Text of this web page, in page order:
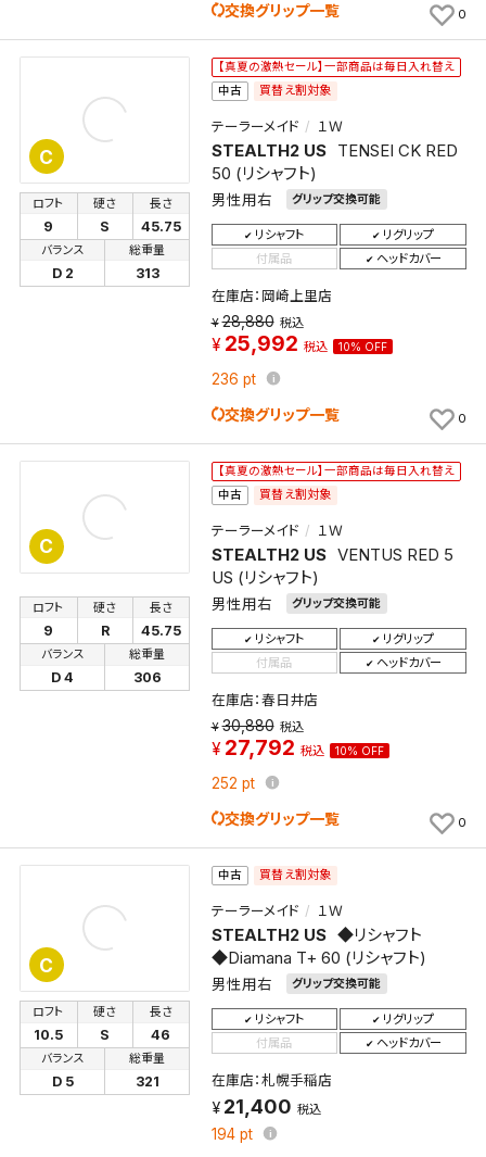
交換グリップ一覧 0
C
【真夏の激熱セール】一部商品は毎日入れ替え
中古
買替え割対象
テーラーメイド １Ｗ
STEALTH2 US
TENSEI CK RED
50 (リシャフト)
男性用右 グリップ交換可能
ロフト
9
硬さ
S
長さ
45.75
バランス
D 2
総重量
313
リシャフト
リグリップ
付属品
ヘッドカバー
在庫店：岡崎上里店
28,880 税込
25,992 税込 10% OFF
236 pt
交換グリップ一覧 0
C
【真夏の激熱セール】一部商品は毎日入れ替え
中古
買替え割対象
テーラーメイド １Ｗ
STEALTH2 US VENTUS RED 5
US (リシャフト)
男性用右 グリップ交換可能
ロフト
9
硬さ
R
長さ
45.75
バランス
D 4
総重量
306
リシャフト
リグリップ
付属品
ヘッドカバー
在庫店：春日井店
30,880 税込
27,792 税込 10% OFF
252 pt
交換グリップ一覧 0
C
中古 買替え割対象
テーラーメイド １Ｗ
STEALTH2 US ◆リシャフト
◆Diamana T+ 60 (リシャフト)
男性用右 グリップ交換可能
ロフト
10.5
硬さ
S
長さ
46
バランス
D 5
総重量
321
リシャフト
リグリップ
付属品
ヘッドカバー
在庫店：札幌手稲店
21,400 税込
194 pt
保存します。
よく探す商品を、毎回条件指定することなく簡単に開
くことができます。
検索条件
新着通知を「する」にすると、この条件に一致する商品
が入荷した際に、メール及びお客様のアカウント内の
「お知らせ」で通知します。
保存された検索条件は変更できません。
条件を変更したい場合は、マイページの「保存検索条
件一覧」から画面を表示し、条件を変更の上、保存し直
保存する
キャンセル
検索条件を保存
検索条件を保存しました。
これまで保存した検索条件は、マイページの「保存検
索条件一覧」で確認できます。